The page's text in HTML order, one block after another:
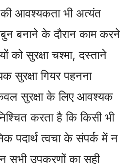
की आवश्यकता भी अत्यंत
बनाने के दौरान काम करने
को सुरक्षा चश्मा, दस्ताने
गियर पहनना
सुरक्षा के लिए आवश्यक
करता है कि किसी भी
पदार्थ त्वचा के संपर्क में न
उपकरणों का सही